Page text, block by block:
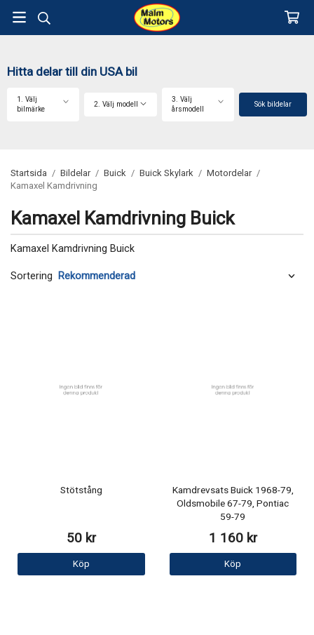
Hitta delar till din USA bil
1. Välj
bilmärke
2. Välj modell
3. Välj
årsmodell
Sök bildelar
Startsida / Bildelar / Buick / Buick Skylark / Motordelar /
Kamaxel Kamdrivning
Kamaxel Kamdrivning Buick
Kamaxel Kamdrivning Buick
Sortering
Stötstång
50 kr
Köp
Kamdrevsats Buick 1968-79,
Oldsmobile 67-79, Pontiac
59-79
1 160 kr
Köp